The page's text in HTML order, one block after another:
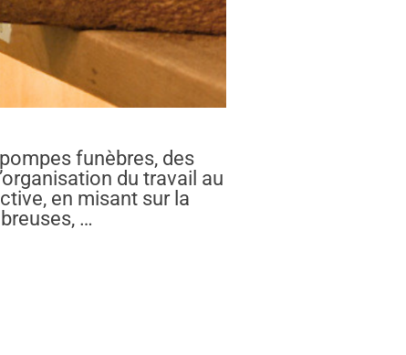
funèbres, des
du travail au
en misant sur la
…